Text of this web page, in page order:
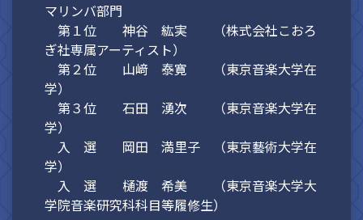
マリンバ部門
第１位 神谷 紘実 （株式会社こおろ
ぎ社専属アーティスト）
第２位 山﨑 泰寛 （東京音楽大学在
学）
第３位 石田 湧次 （東京音楽大学在
学）
入 選 岡田 満里子 （東京藝術大学在
学）
入 選 樋渡 希美 （東京音楽大学大
学院音楽研究科科目等履修生）